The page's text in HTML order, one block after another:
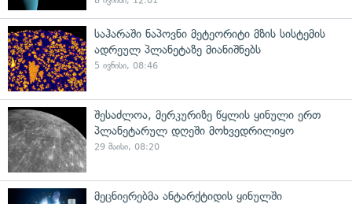
საჰარაში ნაპოვნი მეტეორიტი მზის სისტემის
ადრეულ პლანეტაზე მიანიშნებს
5 ივნისი, 08:46
შესაძლოა, მერკურიზე წყლის ყინული ერთ
პლანეტარულ დღეში მოხვედრილიყო
29 მაისი, 08:20
მეცნიერებმა ანტარქტიდის ყინულში